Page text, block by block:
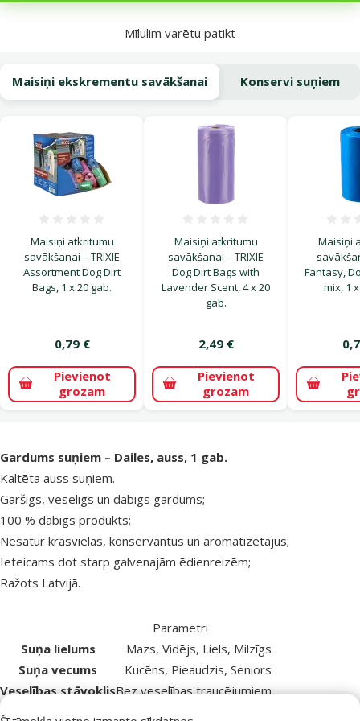
Mīlulim varētu patikt
Maisiņi ekskrementu savākšanai Konservi suņiem
Maisiņi atkritumu
savākšanai – TRIXIE
Assortment Dog Dirt
Bags, 1 x 20 gab.
0,79 €
Pievienot
grozam
Maisiņi atkritumu
savākšanai – TRIXIE
Dog Dirt Bags with
Lavender Scent, 4 x 20
gab.
2,49 €
Pievienot
grozam
Maisiņi
Fantasy,
mix, 1
superzoo.product.detail.content
Gardums suņiem – Dailes, auss, 1 gab.
Kaltēta auss suņiem.
Garšīgs, veselīgs un dabīgs gardums;
100 % dabīgs produkts;
Nesatur krāsvielas, konservantus un aromatizētājus;
Ieteicams dot starp galvenajām ēdienreizēm;
Ražots Latvijā.
Parametri
Suņa lielums
Mazs, Vidējs, Liels, Milzīgs
Suņa vecums
Kucēns, Pieaudzis, Seniors
Veselības stāvoklisBez veselības traucējumiem